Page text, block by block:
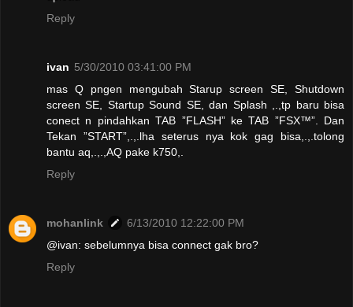
Reply
ivan 5/30/2010 03:41:00 PM
mas Q pngen mengubah Starup screen SE, Shutdown
screen SE, Startup Sound SE, dan Splash ,.,tp baru bisa
conect n pindahkan TAB ”FLASH” ke TAB ”FSX™”. Dan
Tekan ”START”,.,.lha seterus nya kok gag bisa,.,.tolong
bantu aq,.,.,AQ pake k750,.
Reply
mohanlink
6/13/2010 12:22:00 PM
@ivan: sebelumnya bisa connect gak bro?
Reply